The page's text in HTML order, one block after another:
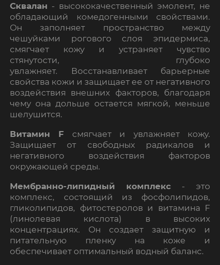
Сквалан - высококачественный эмолент, не
обладающий комедогенными свойствами.
Он заполняет пространство между
чешуйками рогового слоя эпидермиса,
смягчает кожу и устраняет чувство
стянутости, глубоко
увлажняет. Восстанавливает барьерные
свойства кожи и защищает ее от негативного
воздействия внешних факторов, благодаря
чему она дольше остается мягкой, меньше
шелушится.
Витамин F смягчает и увлажняет кожу.
Защищает от свободных радикалов и
негативного воздействия факторов
окружающей среды.
Мембранно-липидный комплекс - это
комплекс, состоящий из фосфолипидов,
гликолипидов, фитостеролов и витамина F
(линолевая кислота) в высоких
концентрациях. Он создает защитную и
питательную пленку на коже и
обеспечивает оптимальный водный баланс.